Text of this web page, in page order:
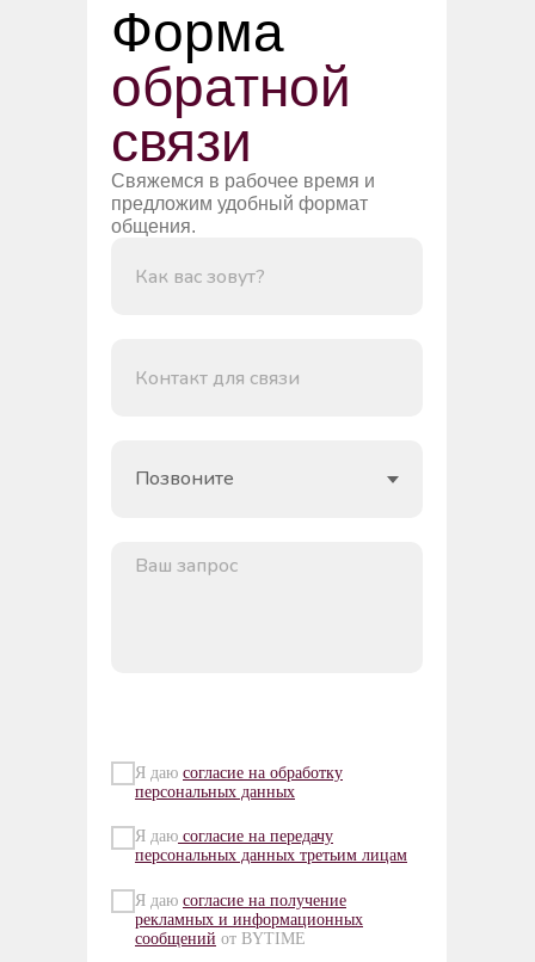
Форма
обратной
связи
Свяжемся в рабочее время и
предложим удобный формат
общения.
Я даю согласие на обработку
персональных данных
Я даю согласие на передачу
персональных данных третьим лицам
Я даю согласие на получение
рекламных и информационных
сообщений от BYTIME